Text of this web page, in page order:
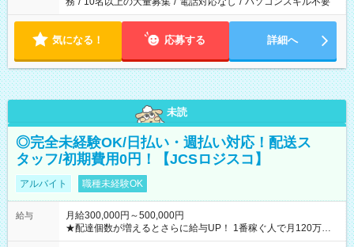
気になる！ 応募する 詳細へ
未読
◎完全未経験OK/日払い・週払い対応！配送ス
タッフ/初期費用0円！【JCSロジスコ】
アルバイト 職種未経験OK
給与
月給300,000円～500,000円
★配達個数が増えるとさらに給与UP！ 1番稼ぐ人で月120万ほ
ど！ ・主要都市エリア 月収55万円／週5日稼働 月収65万~112